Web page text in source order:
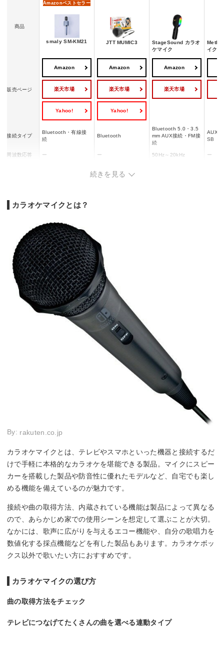
商品
Amazonベストセラー
smaly SM-KM21 JTT MUMIC3
StageSound カラオ
ケマイク
イク
販売ページ
Amazon
楽天市場
Yahoo!
Amazon
楽天市場
Yahoo!
Amazon
楽天市場
接続タイプ
Bluetooth・有線接
続
Bluetooth
Bluetooth 5.0・3.5
mm AUX接続・FM接
続
AUX
SB
周波数応答 ー ー 50Hz～20kHz ー
サイズ
さ28.7cm
続きを見る
カラオケマイクとは？
By: rakuten.co.jp
カラオケマイクとは、テレビやスマホといった機器と接続するだ
けで手軽に本格的なカラオケを堪能できる製品。マイクにスピー
カーを搭載した製品や防音性に優れたモデルなど、自宅でも楽し
める機能を備えているのが魅力です。
接続や曲の取得方法、内蔵されている機能は製品によって異なる
ので、あらかじめ家での使用シーンを想定して選ぶことが大切。
なかには、歌声に広がりを与えるエコー機能や、自分の歌唱力を
数値化する採点機能などを有した製品もあります。カラオケボッ
クス以外で歌いたい方におすすめです。
カラオケマイクの選び方
曲の取得方法をチェック
テレビにつなげてたくさんの曲を選べる連動タイプ